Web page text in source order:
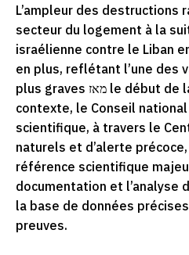
L’ampleur des destructions
secteur du logement à la
israélienne contre le Liban
en plus, reflétant l’une des
plus graves מאז le début de la guerre. Dans ce
contexte, le Conseil
scientifique, à travers le
naturels et d’alerte
référence scientifique
documentation et l’analyse
la base de données
preuves.